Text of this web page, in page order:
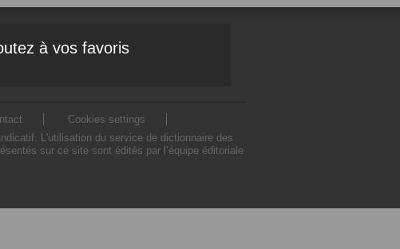
à vos favoris
Cookies settings
L'utilisation du service de dictionnaire des
sur ce site sont édités par l’équipe éditoriale